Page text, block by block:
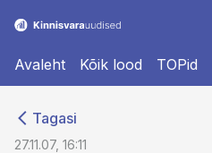
Avaleht Kõik lood TOPid
Tagasi
27.11.07, 16:11